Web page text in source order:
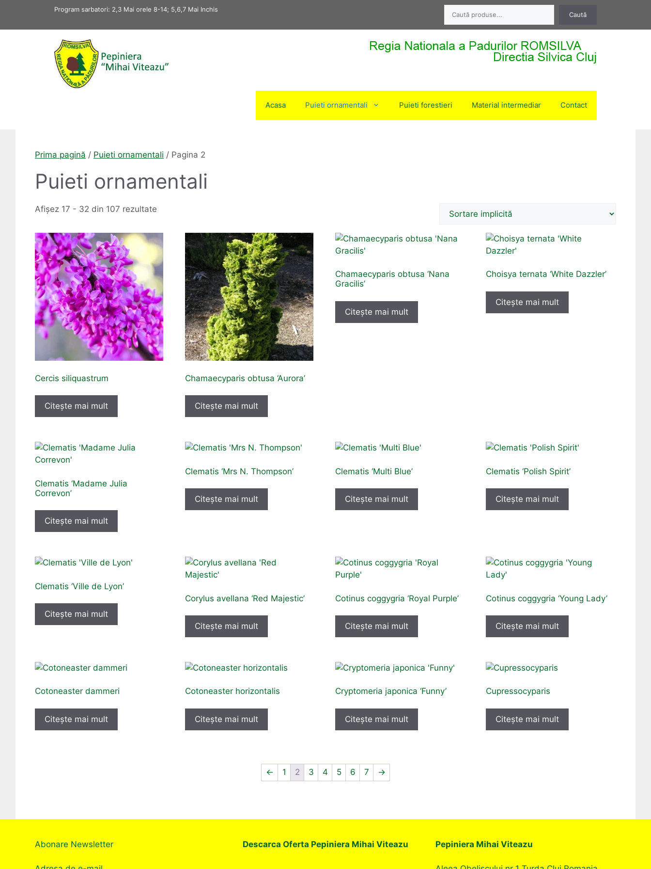
conținut
Caută
Program sarbatori: 2,3 Mai orele 8-14; 5,6,7 Mai Inchis
Acasa Puieti ornamentali Puieti forestieri Material intermediar Contact
Prima pagină / Puieti ornamentali / Pagina 2
Puieti ornamentali
Afișez 17 - 32 din 107 rezultate
Cercis siliquastrum
Citește mai mult
Chamaecyparis obtusa ‘Aurora’
Citește mai mult
Chamaecyparis obtusa ‘Nana
Gracilis’
Citește mai mult
Choisya ternata ‘White Dazzler’
Citește mai mult
Clematis ‘Madame Julia
Correvon’
Citește mai mult
Clematis ‘Mrs N. Thompson’
Citește mai mult
Clematis ‘Multi Blue’
Citește mai mult
Clematis ‘Polish Spirit’
Citește mai mult
Clematis ‘Ville de Lyon’
Citește mai mult
Corylus avellana ‘Red Majestic’
Citește mai mult
Cotinus coggygria ‘Royal Purple’
Citește mai mult
Cotinus coggygria ‘Young Lady’
Citește mai mult
Cotoneaster dammeri
Citește mai mult
Cotoneaster horizontalis
Citește mai mult
Cryptomeria japonica ‘Funny’
Citește mai mult
Cupressocyparis
Citește mai mult
← 1 2 3 4 5 6 7 →
Abonare Newsletter Descarca Oferta Pepiniera Mihai Viteazu Pepiniera Mihai Viteazu